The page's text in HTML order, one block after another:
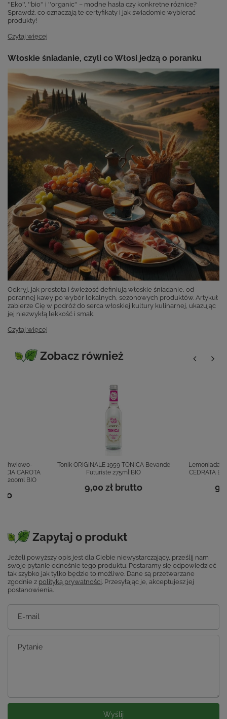
''Eko'', ''bio'' i ''organic'' – modne hasła czy konkretne różnice?
Sprawdź, co oznaczają te certyfikaty i jak świadomie wybierać
produkty!
Czytaj więcej
Włoskie śniadanie, czyli co Włosi jedzą o poranku
Odkryj, jak prostota i świeżość definiują włoskie śniadanie, od
porannej kawy po wybór lokalnych, sezonowych produktów. Artykuł
zabierze Cię w podróż do serca włoskiej kultury kulinarnej, ukazując
jej niezwykłą lekkość i smak.
Czytaj więcej
Zobacz również
CAROTA
200ml BIO
Tonik ORIGINALE 1959 TONICA Bevande
Futuriste 275ml BIO
9,00 zł brutto
Lemoniada
CEDRATA
Zapytaj o produkt
Jeżeli powyższy opis jest dla Ciebie niewystarczający, prześlij nam
swoje pytanie odnośnie tego produktu. Postaramy się odpowiedzieć
tak szybko jak tylko będzie to możliwe. Dane są przetwarzane
zgodnie z polityką prywatności. Przesyłając je, akceptujesz jej
postanowienia.
E-mail
Pytanie
Wyślij